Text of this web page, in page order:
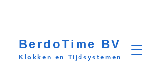
BerdoTime BV
Klokken en Tijdsystemen